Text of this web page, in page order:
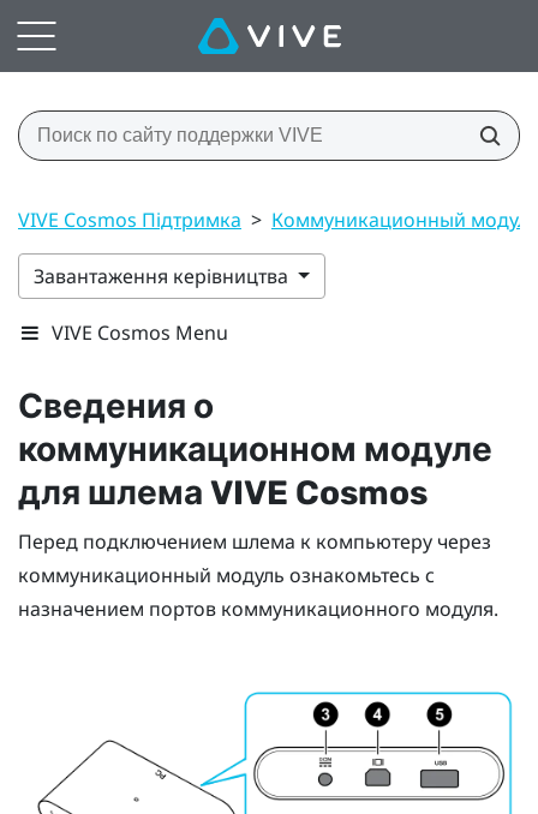
VIVE Cosmos Підтримка > Коммуникационный модуль
Завантаження керівництва
VIVE Cosmos Menu
Сведения о
коммуникационном модуле
для шлема VIVE Cosmos
Перед подключением шлема к компьютеру через
коммуникационный модуль ознакомьтесь с
назначением портов коммуникационного модуля.